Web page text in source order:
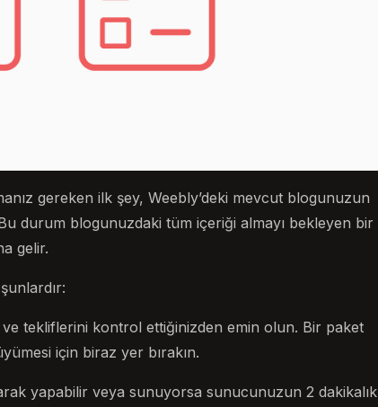
gereken ilk şey, Weebly’deki mevcut blogunuzun
durum blogunuzdaki tüm içeriği almayı bekleyen bir
gelir.
ve tekliflerini kontrol ettiğinizden emin olun. Bir paket
için biraz yer bırakın.
yapabilir veya sunuyorsa sunucunuzun 2 dakikalık